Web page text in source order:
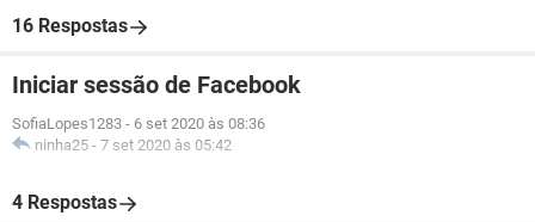
16 Respostas
Iniciar sessão de Facebook
SofiaLopes1283 - 6 set 2020 às 08:36
ninha25 - 7 set 2020 às 05:42
4 Respostas